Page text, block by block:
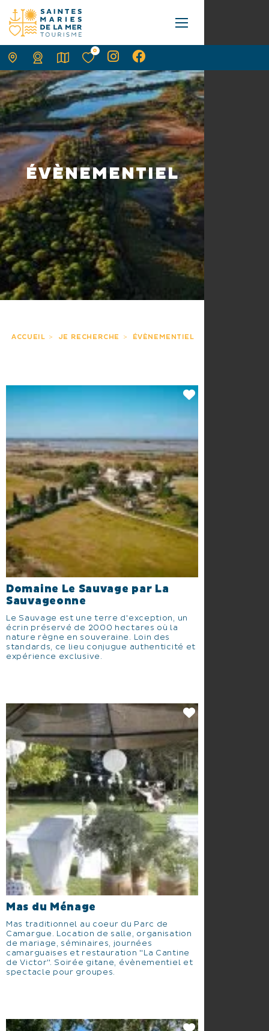
ÉVÈNEMENTIEL
ACCUEIL JE RECHERCHE ÉVÈNEMENTIEL
Domaine Le Sauvage par La
Sauvageonne
Le Sauvage est une terre d'exception, un
écrin préservé de 2000 hectares où la
nature règne en souveraine. Loin des
standards, ce lieu conjugue authenticité et
expérience exclusive.
Mas du Ménage
Mas traditionnel au coeur du Parc de
Camargue. Location de salle, organisation
de mariage, séminaires, journées
camarguaises et restauration "La Cantine
de Victor". Soirée gitane, évènementiel et
spectacle pour groupes.
0